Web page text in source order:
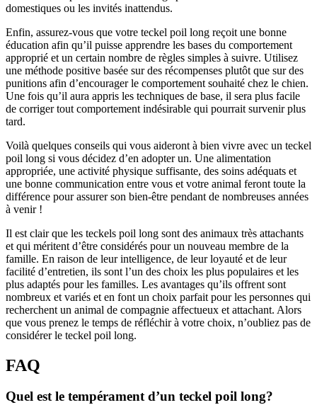
domestiques ou les invités inattendus.
Enfin, assurez-vous que votre teckel poil long reçoit une bonne
éducation afin qu’il puisse apprendre les bases du comportement
approprié et un certain nombre de règles simples à suivre. Utilisez
une méthode positive basée sur des récompenses plutôt que sur des
punitions afin d’encourager le comportement souhaité chez le chien.
Une fois qu’il aura appris les techniques de base, il sera plus facile
de corriger tout comportement indésirable qui pourrait survenir plus
tard.
Voilà quelques conseils qui vous aideront à bien vivre avec un teckel
poil long si vous décidez d’en adopter un. Une alimentation
appropriée, une activité physique suffisante, des soins adéquats et
une bonne communication entre vous et votre animal feront toute la
différence pour assurer son bien-être pendant de nombreuses années
à venir !
Il est clair que les teckels poil long sont des animaux très attachants
et qui méritent d’être considérés pour un nouveau membre de la
famille. En raison de leur intelligence, de leur loyauté et de leur
facilité d’entretien, ils sont l’un des choix les plus populaires et les
plus adaptés pour les familles. Les avantages qu’ils offrent sont
nombreux et variés et en font un choix parfait pour les personnes qui
recherchent un animal de compagnie affectueux et attachant. Alors
que vous prenez le temps de réfléchir à votre choix, n’oubliez pas de
considérer le teckel poil long.
FAQ
Quel est le tempérament d’un teckel poil long?